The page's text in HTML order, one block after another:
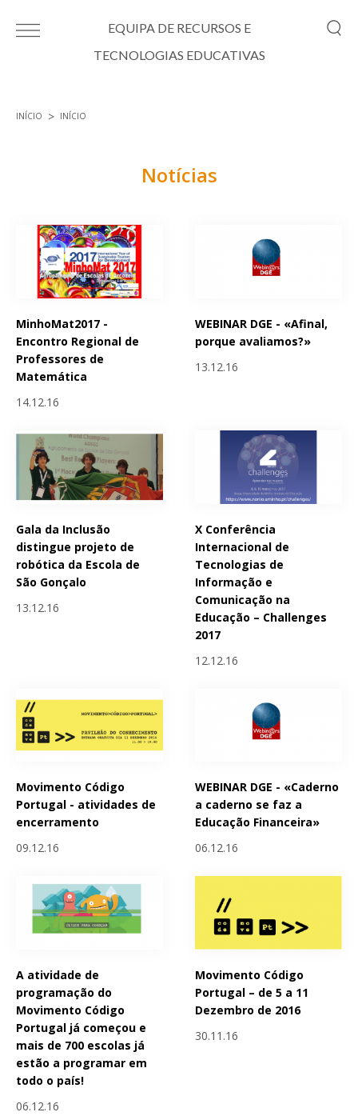
EQUIPA DE RECURSOS E
TECNOLOGIAS EDUCATIVAS
INÍCIO INÍCIO
Notícias
MinhoMat2017 -
Encontro Regional de
Professores de
Matemática
14.12.16
WEBINAR DGE - «Afinal,
porque avaliamos?»
13.12.16
Gala da Inclusão
distingue projeto de
robótica da Escola de
São Gonçalo
13.12.16
X Conferência
Internacional de
Tecnologias de
Informação e
Comunicação na
Educação – Challenges
2017
12.12.16
Movimento Código
Portugal - atividades de
encerramento
09.12.16
WEBINAR DGE - «Caderno
a caderno se faz a
Educação Financeira»
06.12.16
A atividade de
programação do
Movimento Código
Portugal já começou e
mais de 700 escolas já
estão a programar em
todo o país!
06.12.16
Movimento Código
Portugal – de 5 a 11
Dezembro de 2016
30.11.16
Páginas